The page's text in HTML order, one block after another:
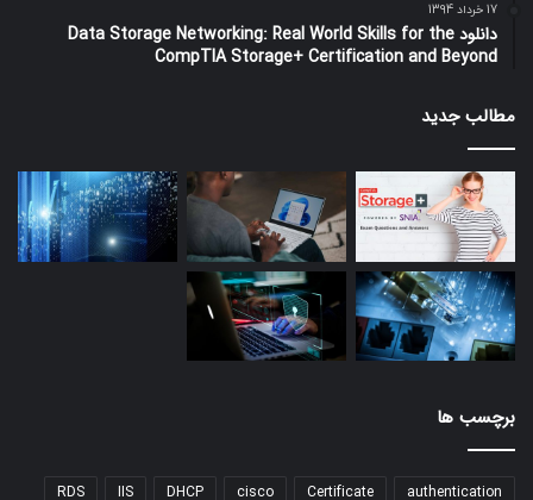
17 خرداد 1394
دانلود Data Storage Networking: Real World Skills for the
CompTIA Storage+ Certification and Beyond
مطالب جدید
برچسب ها
authentication
Certificate
cisco
DHCP
IIS
RDS